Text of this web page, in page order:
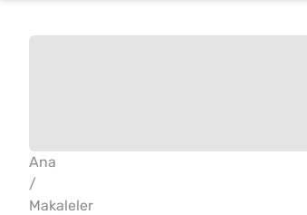
Ana
/
Makaleler